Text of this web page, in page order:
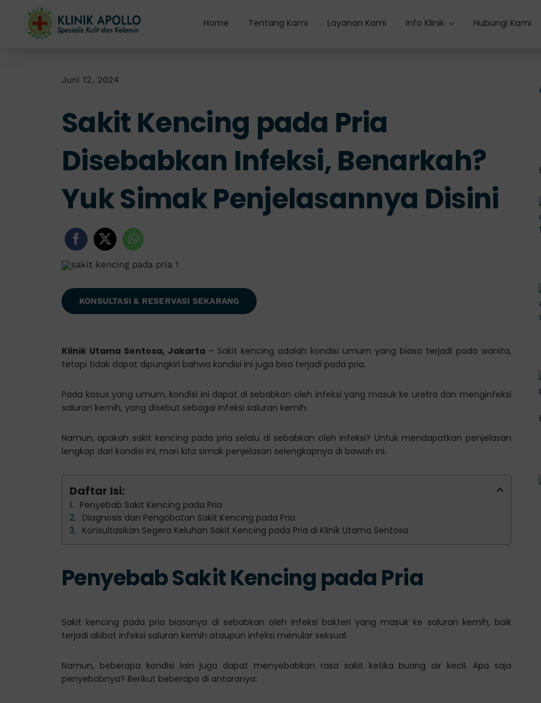
content
Home Tentang Kami Layanan Kami Info Klinik Hubungi Kami
Juni 12, 2024
Sakit Kencing pada Pria
Disebabkan Infeksi, Benarkah?
Yuk Simak Penjelasannya Disini
KONSULTASI & RESERVASI SEKARANG
Klinik Utama Sentosa, Jakarta – Sakit kencing adalah kondisi umum yang biasa terjadi pada wanita,
tetapi tidak dapat dipungkiri bahwa kondisi ini juga bisa terjadi pada pria.
Pada kasus yang umum, kondisi ini dapat di sebabkan oleh infeksi yang masuk ke uretra dan menginfeksi
saluran kemih, yang disebut sebagai infeksi saluran kemih.
Namun, apakah sakit kencing pada pria selalu di sebabkan oleh infeksi? Untuk mendapatkan penjelasan
lengkap dari kondisi ini, mari kita simak penjelasan selengkapnya di bawah ini.
Daftar Isi:
Penyebab Sakit Kencing pada Pria
Diagnosis dan Pengobatan Sakit Kencing pada Pria
Konsultasikan Segera Keluhan Sakit Kencing pada Pria di Klinik Utama Sentosa
Penyebab Sakit Kencing pada Pria
Sakit kencing pada pria biasanya di sebabkan oleh infeksi bakteri yang masuk ke saluran kemih, baik
terjadi akibat infeksi saluran kemih ataupun infeksi menular seksual.
Namun, beberapa kondisi lain juga dapat menyebabkan rasa sakit ketika buang air kecil. Apa saja
penyebabnya? Berikut beberapa di antaranya: